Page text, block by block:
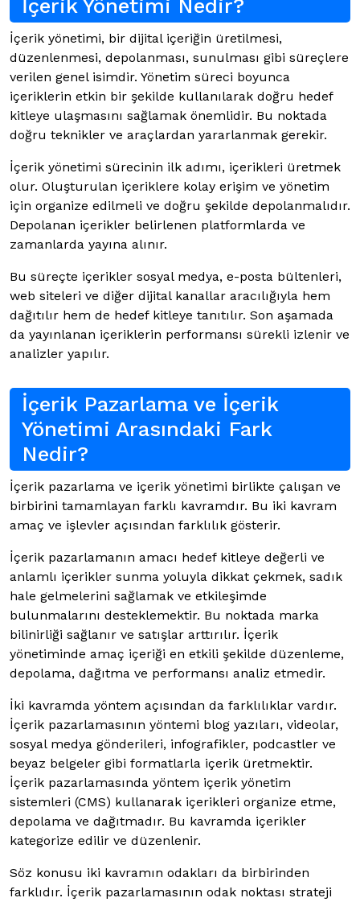
İçerik Yönetimi Nedir?
İçerik yönetimi, bir dijital içeriğin üretilmesi,
düzenlenmesi, depolanması, sunulması gibi süreçlere
verilen genel isimdir. Yönetim süreci boyunca
içeriklerin etkin bir şekilde kullanılarak doğru hedef
kitleye ulaşmasını sağlamak önemlidir. Bu noktada
doğru teknikler ve araçlardan yararlanmak gerekir.
İçerik yönetimi sürecinin ilk adımı, içerikleri üretmek
olur. Oluşturulan içeriklere kolay erişim ve yönetim
için organize edilmeli ve doğru şekilde depolanmalıdır.
Depolanan içerikler belirlenen platformlarda ve
zamanlarda yayına alınır.
Bu süreçte içerikler sosyal medya, e-posta bültenleri,
web siteleri ve diğer dijital kanallar aracılığıyla hem
dağıtılır hem de hedef kitleye tanıtılır. Son aşamada
da yayınlanan içeriklerin performansı sürekli izlenir ve
analizler yapılır.
İçerik Pazarlama ve İçerik
Yönetimi Arasındaki Fark
Nedir?
İçerik pazarlama ve içerik yönetimi birlikte çalışan ve
birbirini tamamlayan farklı kavramdır. Bu iki kavram
amaç ve işlevler açısından farklılık gösterir.
İçerik pazarlamanın amacı hedef kitleye değerli ve
anlamlı içerikler sunma yoluyla dikkat çekmek, sadık
hale gelmelerini sağlamak ve etkileşimde
bulunmalarını desteklemektir. Bu noktada marka
bilinirliği sağlanır ve satışlar arttırılır. İçerik
yönetiminde amaç içeriği en etkili şekilde düzenleme,
depolama, dağıtma ve performansı analiz etmedir.
İki kavramda yöntem açısından da farklılıklar vardır.
İçerik pazarlamasının yöntemi blog yazıları, videolar,
sosyal medya gönderileri, infografikler, podcastler ve
beyaz belgeler gibi formatlarla içerik üretmektir.
İçerik pazarlamasında yöntem içerik yönetim
sistemleri (CMS) kullanarak içerikleri organize etme,
depolama ve dağıtmadır. Bu kavramda içerikler
kategorize edilir ve düzenlenir.
Söz konusu iki kavramın odakları da birbirinden
farklıdır. İçerik pazarlamasının odak noktası strateji